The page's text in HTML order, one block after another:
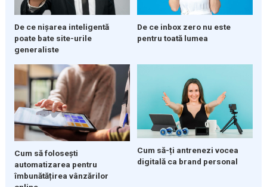
De ce nișarea inteligentă
poate bate site-urile
generaliste
De ce inbox zero nu este
pentru toată lumea
Cum să folosești
automatizarea pentru
îmbunătățirea vânzărilor
Cum să-ți antrenezi vocea
digitală ca brand personal